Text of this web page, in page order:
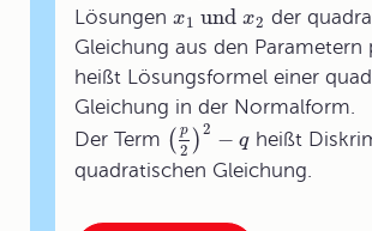
Lösungen x1 undx2 der
Gleichung aus den Parametern
heißt Lösungsformel einer
Gleichung in der Normalform.
Der Term ( p
2 )2 − qheißt
quadratischen Gleichung.